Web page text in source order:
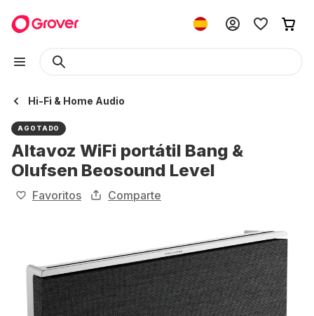
Hi-Fi & Home Audio
AGOTADO
Altavoz WiFi portátil Bang &
Olufsen Beosound Level
Favoritos Comparte